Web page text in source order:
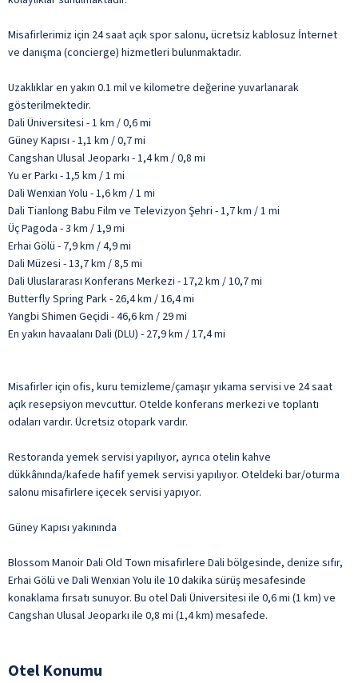
Misafirlerimiz için 24 saat açık spor salonu, ücretsiz kablosuz İnternet
ve danışma (concierge) hizmetleri bulunmaktadır.
Uzaklıklar en yakın 0.1 mil ve kilometre değerine yuvarlanarak
gösterilmektedir.
Dali Üniversitesi - 1 km / 0,6 mi
Güney Kapısı - 1,1 km / 0,7 mi
Cangshan Ulusal Jeoparkı - 1,4 km / 0,8 mi
Yu er Parkı - 1,5 km / 1 mi
Dali Wenxian Yolu - 1,6 km / 1 mi
Dali Tianlong Babu Film ve Televizyon Şehri - 1,7 km / 1 mi
Üç Pagoda - 3 km / 1,9 mi
Erhai Gölü - 7,9 km / 4,9 mi
Dali Müzesi - 13,7 km / 8,5 mi
Dali Uluslararası Konferans Merkezi - 17,2 km / 10,7 mi
Butterfly Spring Park - 26,4 km / 16,4 mi
Yangbi Shimen Geçidi - 46,6 km / 29 mi
En yakın havaalanı Dali (DLU) - 27,9 km / 17,4 mi
Misafirler için ofis, kuru temizleme/çamaşır yıkama servisi ve 24 saat
açık resepsiyon mevcuttur. Otelde konferans merkezi ve toplantı
odaları vardır. Ücretsiz otopark vardır.
Restoranda yemek servisi yapılıyor, ayrıca otelin kahve
dükkânında/kafede hafif yemek servisi yapılıyor. Oteldeki bar/oturma
salonu misafirlere içecek servisi yapıyor.
Güney Kapısı yakınında
Blossom Manoir Dali Old Town misafirlere Dali bölgesinde, denize sıfır,
Erhai Gölü ve Dali Wenxian Yolu ile 10 dakika sürüş mesafesinde
konaklama fırsatı sunuyor. Bu otel Dali Üniversitesi ile 0,6 mi (1 km) ve
Cangshan Ulusal Jeoparkı ile 0,8 mi (1,4 km) mesafede.
Otel Konumu